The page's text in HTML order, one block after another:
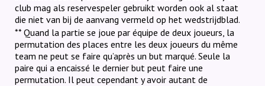
club mag als reservespeler gebruikt worden ook al staat
die niet van bij de aanvang vermeld op het wedstrijdblad.
** Quand la partie se joue par équipe de deux joueurs, la
permutation des places entre les deux joueurs du même
team ne peut se faire qu’après un but marqué. Seule la
paire qui a encaissé le dernier but peut faire une
permutation. Il peut cependant y avoir autant de